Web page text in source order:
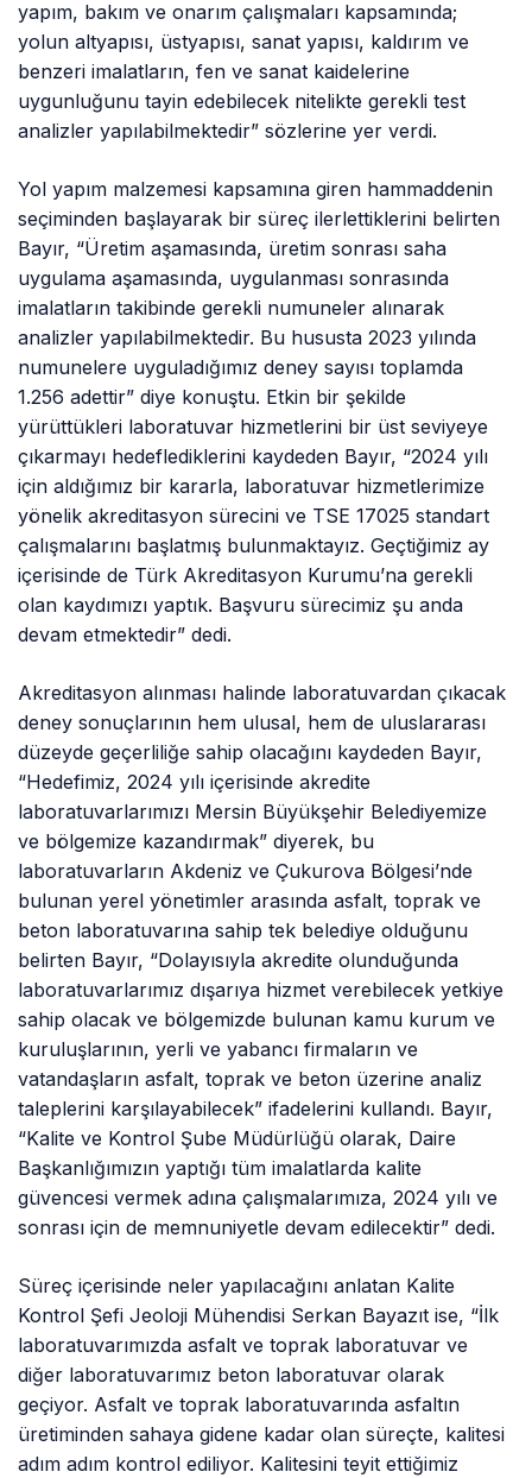
yapım, bakım ve onarım çalışmaları kapsamında;
yolun altyapısı, üstyapısı, sanat yapısı, kaldırım ve
benzeri imalatların, fen ve sanat kaidelerine
uygunluğunu tayin edebilecek nitelikte gerekli test
analizler yapılabilmektedir” sözlerine yer verdi.
Yol yapım malzemesi kapsamına giren hammaddenin
seçiminden başlayarak bir süreç ilerlettiklerini belirten
Bayır, “Üretim aşamasında, üretim sonrası saha
uygulama aşamasında, uygulanması sonrasında
imalatların takibinde gerekli numuneler alınarak
analizler yapılabilmektedir. Bu hususta 2023 yılında
numunelere uyguladığımız deney sayısı toplamda
1.256 adettir” diye konuştu. Etkin bir şekilde
yürüttükleri laboratuvar hizmetlerini bir üst seviyeye
çıkarmayı hedeflediklerini kaydeden Bayır, “2024 yılı
için aldığımız bir kararla, laboratuvar hizmetlerimize
yönelik akreditasyon sürecini ve TSE 17025 standart
çalışmalarını başlatmış bulunmaktayız. Geçtiğimiz ay
içerisinde de Türk Akreditasyon Kurumu’na gerekli
olan kaydımızı yaptık. Başvuru sürecimiz şu anda
devam etmektedir” dedi.
Akreditasyon alınması halinde laboratuvardan çıkacak
deney sonuçlarının hem ulusal, hem de uluslararası
düzeyde geçerliliğe sahip olacağını kaydeden Bayır,
“Hedefimiz, 2024 yılı içerisinde akredite
laboratuvarlarımızı Mersin Büyükşehir Belediyemize
ve bölgemize kazandırmak” diyerek, bu
laboratuvarların Akdeniz ve Çukurova Bölgesi’nde
bulunan yerel yönetimler arasında asfalt, toprak ve
beton laboratuvarına sahip tek belediye olduğunu
belirten Bayır, “Dolayısıyla akredite olunduğunda
laboratuvarlarımız dışarıya hizmet verebilecek yetkiye
sahip olacak ve bölgemizde bulunan kamu kurum ve
kuruluşlarının, yerli ve yabancı firmaların ve
vatandaşların asfalt, toprak ve beton üzerine analiz
taleplerini karşılayabilecek” ifadelerini kullandı. Bayır,
“Kalite ve Kontrol Şube Müdürlüğü olarak, Daire
Başkanlığımızın yaptığı tüm imalatlarda kalite
güvencesi vermek adına çalışmalarımıza, 2024 yılı ve
sonrası için de memnuniyetle devam edilecektir” dedi.
Süreç içerisinde neler yapılacağını anlatan Kalite
Kontrol Şefi Jeoloji Mühendisi Serkan Bayazıt ise, “İlk
laboratuvarımızda asfalt ve toprak laboratuvar ve
diğer laboratuvarımız beton laboratuvar olarak
geçiyor. Asfalt ve toprak laboratuvarında asfaltın
üretiminden sahaya gidene kadar olan süreçte, kalitesi
adım adım kontrol ediliyor. Kalitesini teyit ettiğimiz